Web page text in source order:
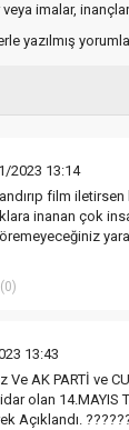
imalar,
yazılmış
2023 13:14
film
inanan çok
(0)
13:43
AK PARTİ ve
olan 14.MAYIS
Açıklandı.